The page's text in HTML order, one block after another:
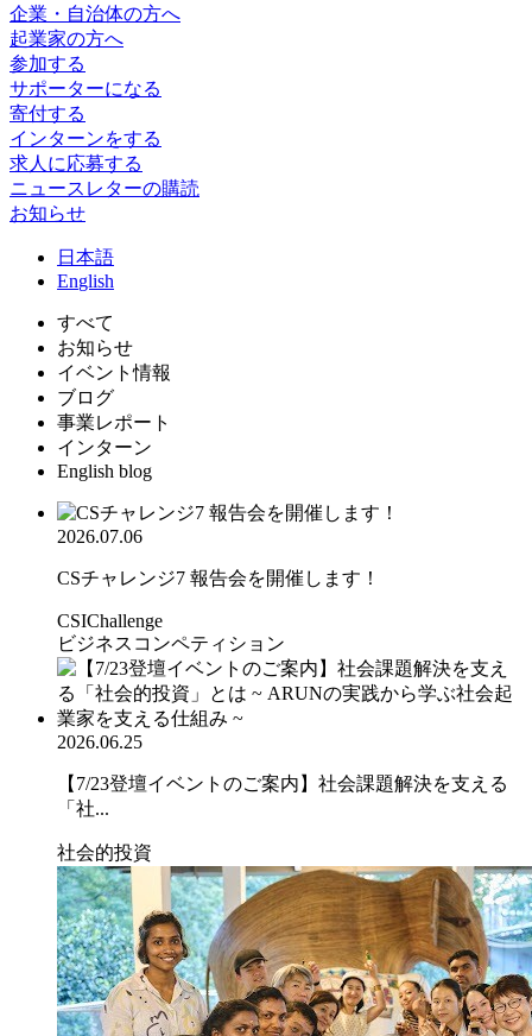
企業・自治体の方へ
起業家の方へ
参加する
サポーターになる
寄付する
インターンをする
求人に応募する
ニュースレターの購読
お知らせ
日 本語
English
すべて
お知らせ
イベント情報
ブログ
事業レポート
インターン
English blog
2026.07.06
CSチャレンジ7 報告会を開催します！
CSIChallenge
ビジネスコンペティション
2026.06.25
【7/23登壇イベントのご案内】社会課題解決を支える
「社...
社会的投資